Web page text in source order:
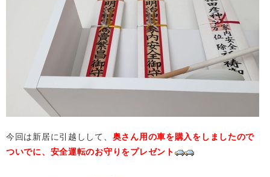
今回は新居に引越しして、 奥さん用の車を購入をしましたので
ついでに、安全運転のお守りをプレゼント